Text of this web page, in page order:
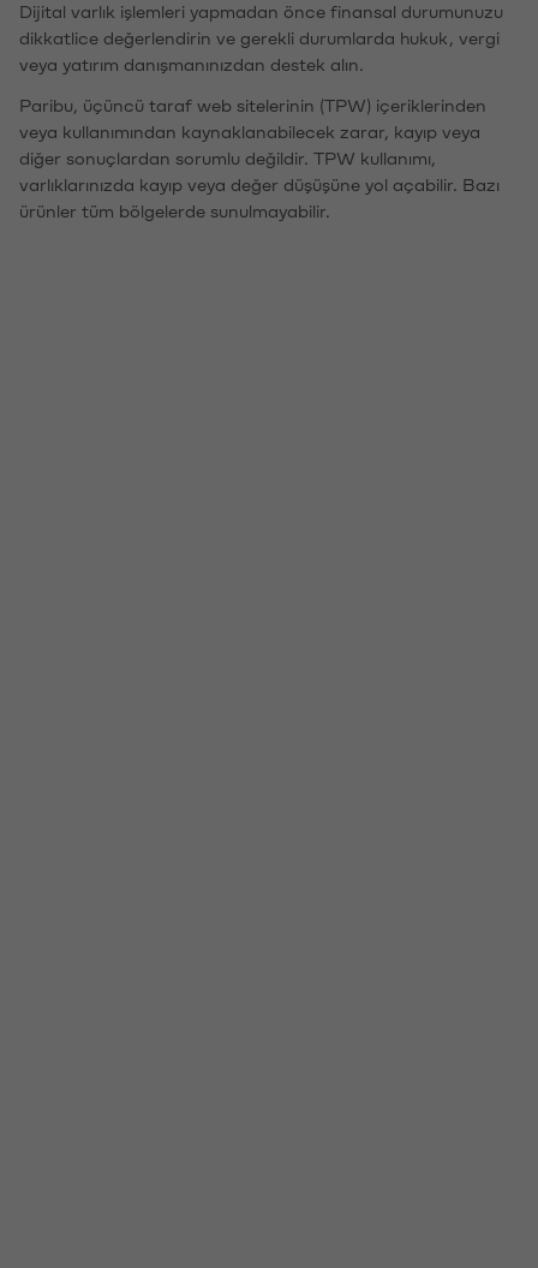
Dijital varlık işlemleri yapmadan önce finansal durumunuzu
dikkatlice değerlendirin ve gerekli durumlarda hukuk, vergi
veya yatırım danışmanınızdan destek alın.
Paribu, üçüncü taraf web sitelerinin (TPW) içeriklerinden
veya kullanımından kaynaklanabilecek zarar, kayıp veya
diğer sonuçlardan sorumlu değildir. TPW kullanımı,
varlıklarınızda kayıp veya değer düşüşüne yol açabilir. Bazı
ürünler tüm bölgelerde sunulmayabilir.